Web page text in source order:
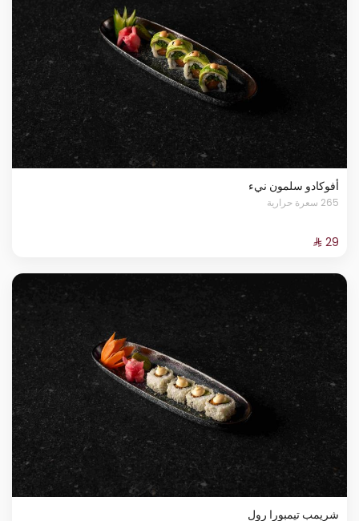
أفوكادو سلمون نيء
265 سعرة حرارية
شريمب تيمبورا رول